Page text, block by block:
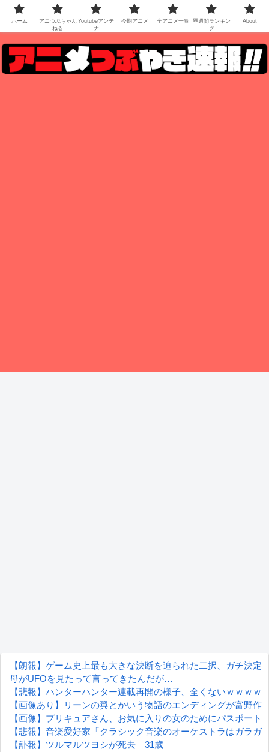
【朗報】ゲーム史上最も大きな決断を迫られた二択、ガチ決定
母がUFOを見たって言ってきたんだが…
【悲報】ハンターハンター連載再開の様子、全くないｗｗｗｗ
【画像あり】リーンの翼とかいう物語のエンディングが富野作
【画像】プリキュアさん、お気に入りの女のためにパスポート
【悲報】音楽愛好家「クラシック音楽のオーケストラはガラ
【訃報】ツルマルツヨシが死去 31歳
ホーム
アニつぶちゃん
ねる
Youtubeアンテ
ナ
今期アニメ 全アニメ一覧
🆕週間ランキン
グ
About